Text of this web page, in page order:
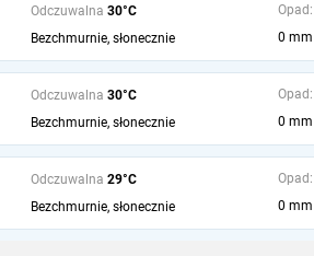
Odczuwalna 30°C
Bezchmurnie, słonecznie
Opad:
0 mm
Odczuwalna 30°C
Bezchmurnie, słonecznie
Opad:
0 mm
Odczuwalna 29°C
Bezchmurnie, słonecznie
Opad:
0 mm